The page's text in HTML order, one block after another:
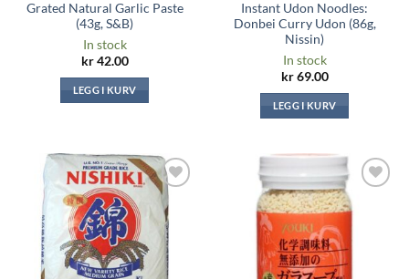
Grated Natural Garlic Paste
(43g, S&B)
In stock
kr42.00
LEGG I KURV
Instant Udon Noodles:
Donbei Curry Udon (86g,
Nissin)
In stock
kr69.00
LEGG I KURV
Legg til i
ønskeliste
Legg til i
ønskeliste